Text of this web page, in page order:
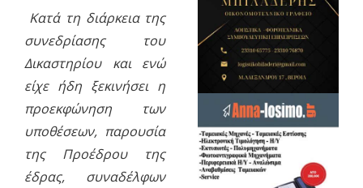
Κατά τη διάρκεια της
συνεδρίασης του
Δικαστηρίου και ενώ
είχε ήδη ξεκινήσει η
προεκφώνηση των
υποθέσεων, παρουσία
της Προέδρου της
έδρας, συναδέλφων